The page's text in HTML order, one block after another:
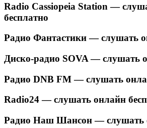
Radio Cassiopeia Station —
бесплатно
Радио Фантастики — слушать
Диско-радио SOVA — слушать
Радио DNB FM — слушать
Radio24 — слушать онлайн
Радио Наш Шансон — слушать